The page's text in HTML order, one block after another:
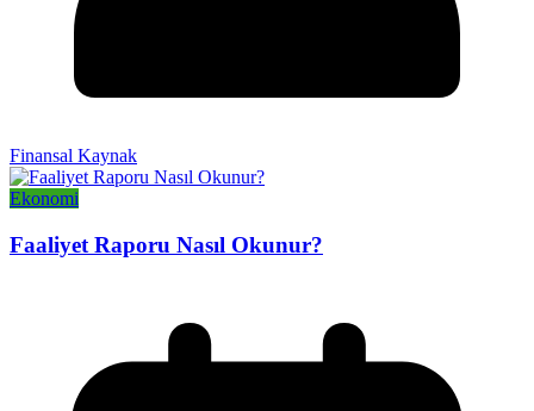
Finansal Kaynak
Ekonomi
Faaliyet Raporu Nasıl Okunur?